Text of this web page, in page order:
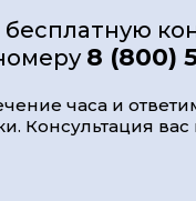
бесплатную
8 (800)
часа и
Консультация